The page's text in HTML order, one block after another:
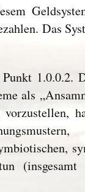
Das
1.0.0.2.
als
vorzustellen,
(insgesamt